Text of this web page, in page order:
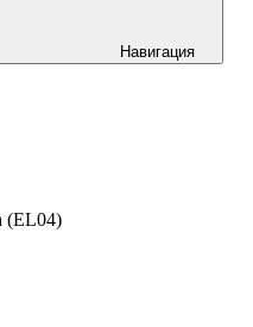
Навигация
(EL04)